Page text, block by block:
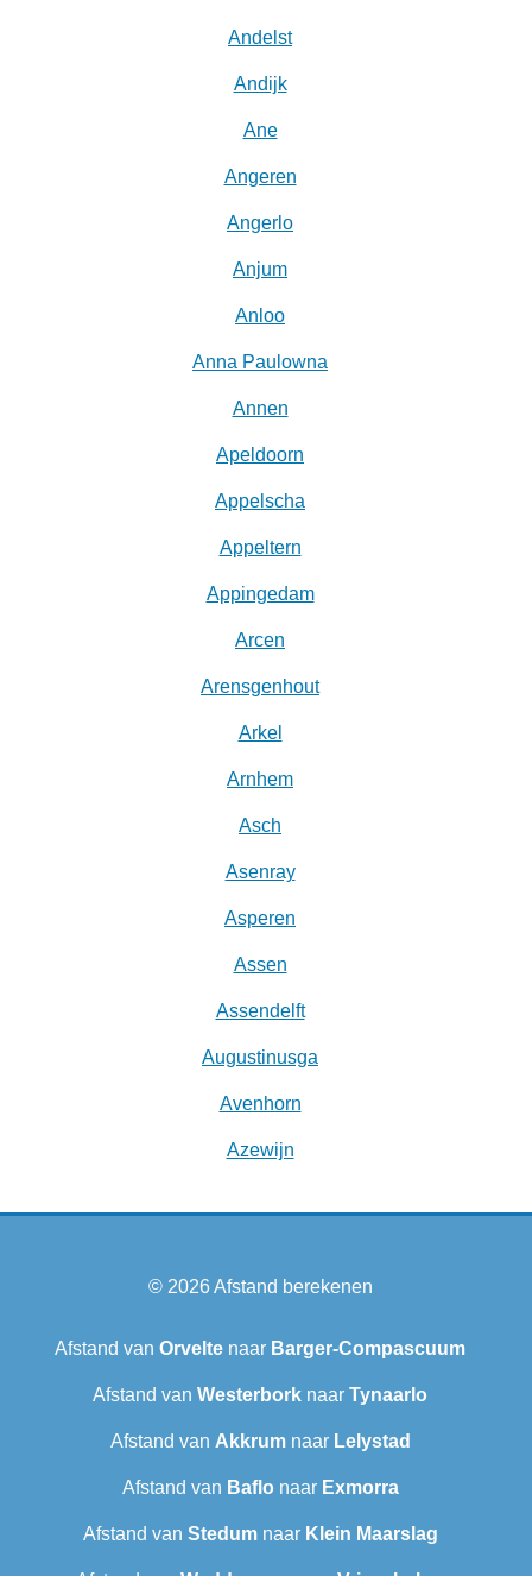
Andelst
Andijk
Ane
Angeren
Angerlo
Anjum
Anloo
Anna Paulowna
Annen
Apeldoorn
Appelscha
Appeltern
Appingedam
Arcen
Arensgenhout
Arkel
Arnhem
Asch
Asenray
Asperen
Assen
Assendelft
Augustinusga
Avenhorn
Azewijn
© 2026Afstand berekenen
Afstand van Orvelte naar Barger-Compascuum
Afstand van Westerbork naar Tynaarlo
Afstand van Akkrumnaar Lelystad
Afstand van Baflo naar Exmorra
Afstand van Stedumnaar Klein Maarslag